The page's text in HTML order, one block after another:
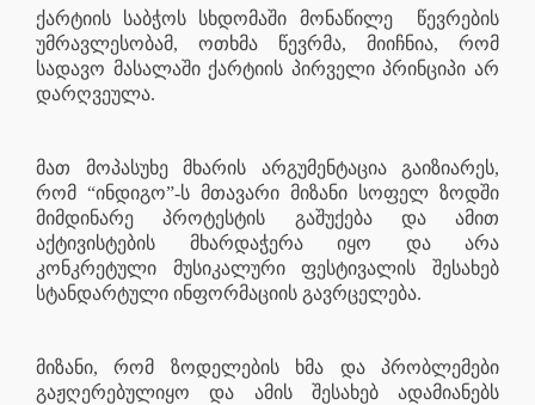
ქარტიის საბჭოს სხდომაში მონაწილე
წევრების
უმრავლესობამ, ოთხმა წევრმა, მიიჩნია, რომ
სადავო მასალაში ქარტიის პირველი პრინციპი არ
დარღვეულა.
მათ მოპასუხე მხარის არგუმენტაცია გაიზიარეს,
რომ “ინდიგო”-ს მთავარი მიზანი სოფელ ზოდში
მიმდინარე პროტესტის გაშუქება და ამით
აქტივისტების მხარდაჭერა იყო და არა
კონკრეტული მუსიკალური ფესტივალის შესახებ
სტანდარტული ინფორმაციის გავრცელება.
მიზანი, რომ ზოდელების ხმა და პრობლემები
გაჟღერებულიყო და ამის შესახებ ადამიანებს